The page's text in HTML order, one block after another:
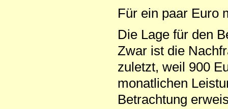
Für ein paar Euro
Die Lage für den
Zwar ist die
zuletzt, weil 900
monatlichen
Betrachtung